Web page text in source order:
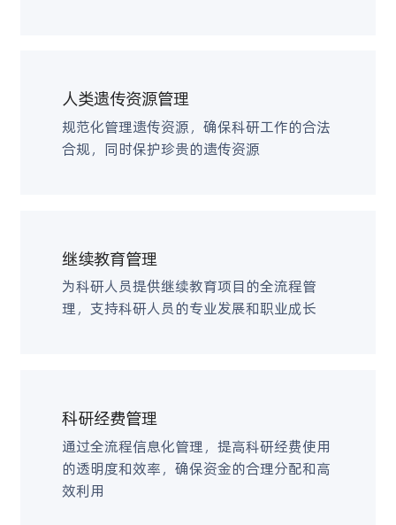
人类遗传资源管理
规范化管理遗传资源，确保科研工作的合法
合规，同时保护珍贵的遗传资源
继续教育管理
为科研人员提供继续教育项目的全流程管
理，支持科研人员的专业发展和职业成长
科研经费管理
通过全流程信息化管理，提高科研经费使用
的透明度和效率，确保资金的合理分配和高
效利用